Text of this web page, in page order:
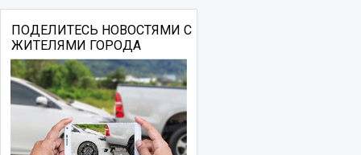
ПОДЕЛИТЕСЬ НОВОСТЯМИ С
ЖИТЕЛЯМИ ГОРОДА